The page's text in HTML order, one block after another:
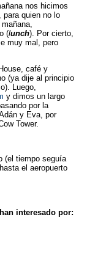
nos hicimos
para quien no lo
(lunch). Por cierto,
muy mal, pero
café y
(ya dije al principio
Luego,
y dimos un largo
por la
y Eva, por
Tower.
(el tiempo seguía
el aeropuerto
interesado por: